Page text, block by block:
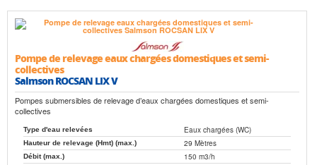
Pompe de relevage eaux chargées domestiques et semi-
collectives
Salmson ROCSAN LIX V
Pompes submersibles de relevage d’eaux chargées domestiques et semi-
collectives
Type d'eau relevées Eaux chargées (WC)
Hauteur de relevage (Hmt) (max.) 29 Mètres
Débit (max.) 150 m3/h